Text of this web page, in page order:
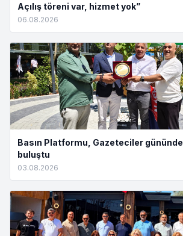
Açılış töreni var, hizmet yok”
06.08.2026
Basın Platformu, Gazeteciler
buluştu
03.08.2026